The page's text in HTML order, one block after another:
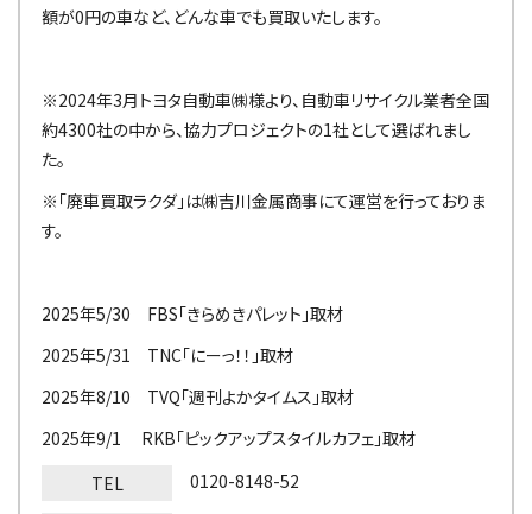
額が0円の車など、どんな車でも買取いたします。
※2024年3月トヨタ自動車㈱様より、自動車リサイクル業者全国
約4300社の中から、協力プロジェクトの1社として選ばれまし
た。
※「廃車買取ラクダ」は㈱吉川金属商事にて運営を行っておりま
す。
2025年5/30 FBS「きらめきパレット」取材
2025年5/31 TNC「にーっ！！」取材
2025年8/10 TVQ「週刊よかタイムス」取材
2025年9/1 RKB「ピックアップスタイルカフェ」取材
TEL
0120-8148-52